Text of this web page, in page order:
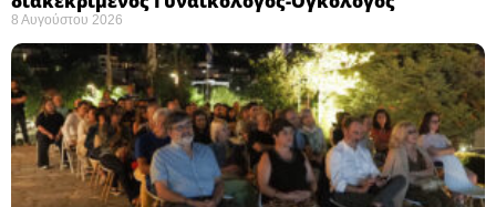
8 Αυγούστου 2026